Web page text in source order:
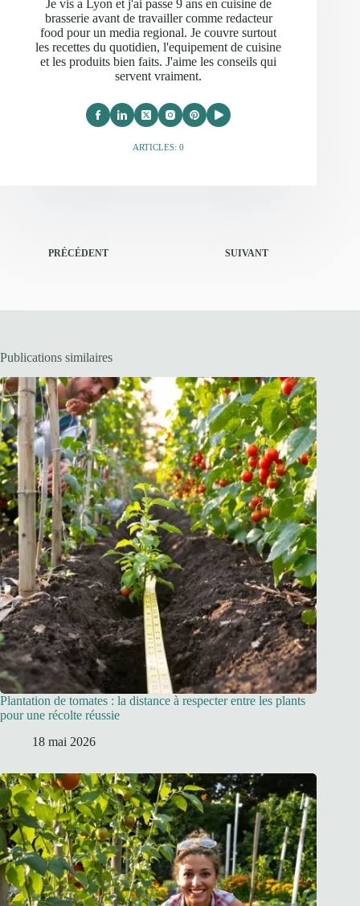
Je vis a Lyon et j'ai passe 9 ans en cuisine de
brasserie avant de travailler comme redacteur
food pour un media regional. Je couvre surtout
les recettes du quotidien, l'equipement de cuisine
et les produits bien faits. J'aime les conseils qui
servent vraiment.
ARTICLES: 0
PRÉCÉDENT SUIVANT
Publications similaires
Plantation de tomates : la distance à respecter entre les plants
pour une récolte réussie
18 mai 2026